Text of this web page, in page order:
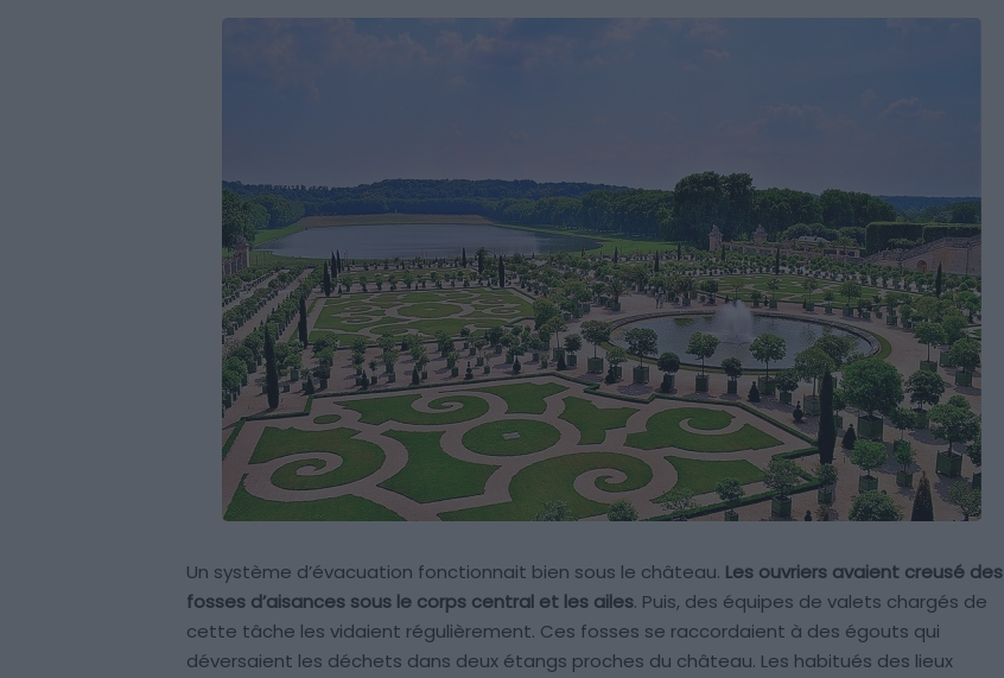
Un système d’évacuation fonctionnait bien sous le château. Les ouvriers avaient creusé des
fosses d’aisances sous le corps central et les ailes. Puis, des équipes de valets chargés de
cette tâche les vidaient régulièrement. Ces fosses se raccordaient à des égouts qui
déversaient les déchets dans deux étangs proches du château. Les habitués des lieux